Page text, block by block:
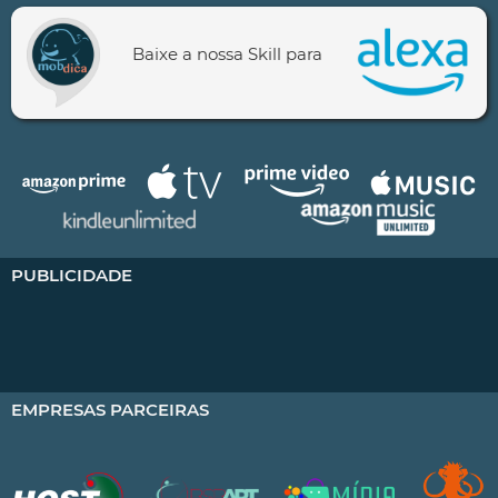
Baixe a nossa Skill para
PUBLICIDADE
EMPRESAS PARCEIRAS